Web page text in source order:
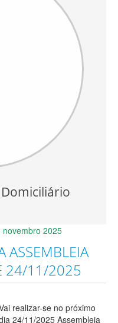
2025
ASSEMBLEIA
24/11/2025
realizar-se no próximo
24/11/2025 Assembleia